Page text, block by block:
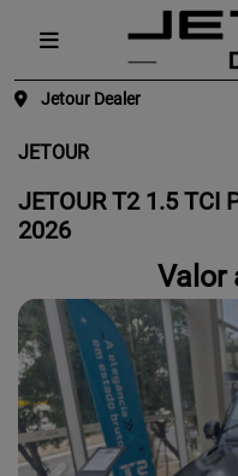
Jetour Dealer
JETOUR
JETOUR T2 1.5 TCI
2026
Valor